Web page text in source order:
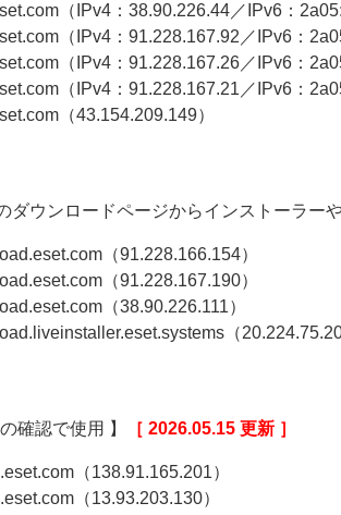
（IPv4：38.90.226.44／IPv6：
（IPv4：91.228.167.92／IPv6：
（IPv4：91.228.167.26／IPv6：
（IPv4：91.228.167.21／IPv6：
（43.154.209.149）
ダウンロードページからインストーラー
（91.228.166.154）
（91.228.167.190）
（38.90.226.111）
（
確認で使用 】 ［ 2026.05.15 更新 ］
（138.91.165.201）
（13.93.203.130）